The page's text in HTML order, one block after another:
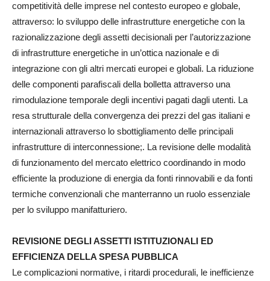
competitività delle imprese nel contesto europeo e globale,
attraverso: lo sviluppo delle infrastrutture energetiche con la
razionalizzazione degli assetti decisionali per l’autorizzazione
di infrastrutture energetiche in un’ottica nazionale e di
integrazione con gli altri mercati europei e globali. La riduzione
delle componenti parafiscali della bolletta attraverso una
rimodulazione temporale degli incentivi pagati dagli utenti. La
resa strutturale della convergenza dei prezzi del gas italiani e
internazionali attraverso lo sbottigliamento delle principali
infrastrutture di interconnessione;. La revisione delle modalità
di funzionamento del mercato elettrico coordinando in modo
efficiente la produzione di energia da fonti rinnovabili e da fonti
termiche convenzionali che manterranno un ruolo essenziale
per lo sviluppo manifatturiero.
REVISIONE DEGLI ASSETTI ISTITUZIONALI ED
EFFICIENZA DELLA SPESA PUBBLICA
Le complicazioni normative, i ritardi procedurali, le inefficienze